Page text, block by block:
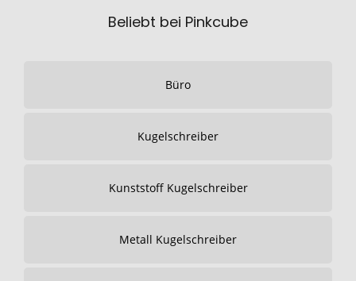
Beliebt bei Pinkcube
Büro
Kugelschreiber
Kunststoff Kugelschreiber
Metall Kugelschreiber